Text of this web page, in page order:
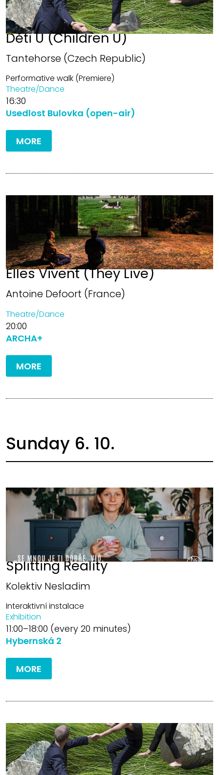
Děti U (Children U)
Tantehorse (Czech Republic)
Performative walk (Premiere)
Theatre/Dance
16:30
Usedlost Bulovka (open-air)
MORE
Elles Vivent (They Live)
Antoine Defoort (France)
Theatre/Dance
20:00
ARCHA+
MORE
Sunday 6. 10.
Splitting Reality
Kolektiv Nesladim
Interaktivní instalace
Exhibition
11:00–18:00 (every 20 minutes)
Hybernská 2
MORE